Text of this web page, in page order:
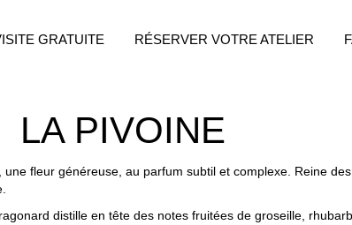
GRATUITE RÉSERVER VOTRE ATELIER
LA PIVOINE
fleur généreuse, au parfum subtil et complexe. Reine
distille en tête des notes fruitées de groseille,